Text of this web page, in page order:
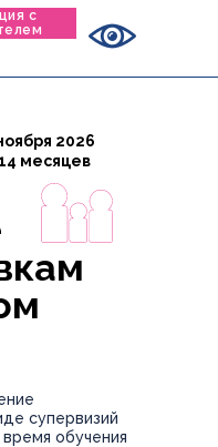
с
супервизий
обучения
месяцев
2026